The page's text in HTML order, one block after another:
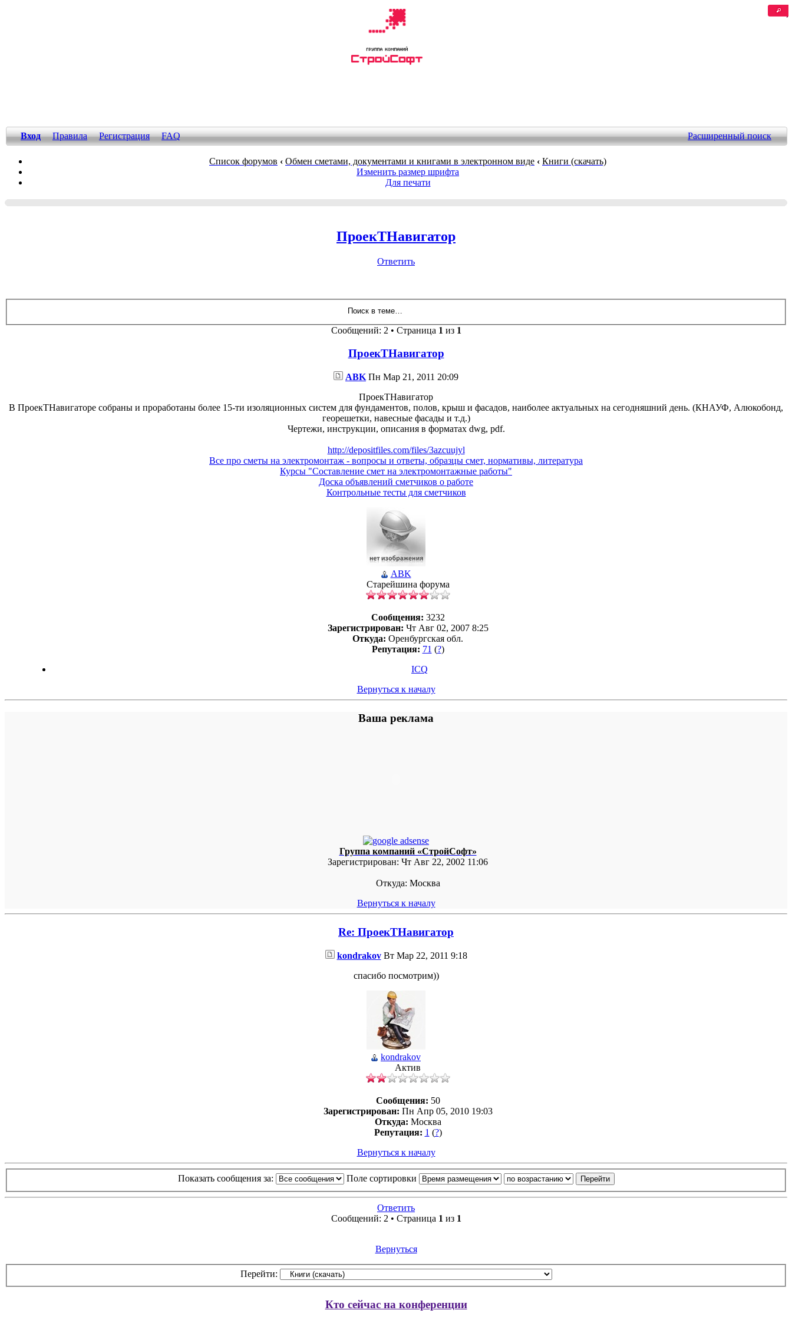
Вход Правила Регистрация FAQ Расширенный поиск
Список форумов ‹ Обмен сметами, документами и книгами в электронном виде ‹ Книги (скачать)
Изменить размер шрифта
Для печати
ПроекТНавигатор
Ответить
Сообщений: 2 • Страница 1из 1
ПроекТНавигатор
ABK Пн Мар 21, 2011 20:09
ПроекТНавигатор
В ПроекТНавигаторе собраны и проработаны более 15-ти изоляционных систем для фундаментов, полов, крыш и фасадов, наиболее актуальных на сегодняшний день. (КНАУФ, Алюкобонд,
георешетки, навесные фасады и т.д.)
Чертежи, инструкции, описания в форматах dwg, pdf.
http://depositfiles.com/files/3azcuujyl
Все про сметы на электромонтаж - вопросы и ответы, образцы смет, нормативы, литература
Курсы "Составление смет на электромонтажные работы"
Доска объявлений сметчиков о работе
Контрольные тесты для сметчиков
ABK
Старейшина форума
Сообщения: 3232
Зарегистрирован: Чт Авг 02, 2007 8:25
Откуда: Оренбургская обл.
Репутация: 71 (?)
ICQ
Вернуться к началу
Ваша реклама
Группа компаний «СтройСофт»
Зарегистрирован: Чт Авг 22, 2002 11:06
Откуда: Москва
Вернуться к началу
Re: ПроекТНавигатор
kondrakovВт Мар 22, 2011 9:18
спасибо посмотрим))
kondrakov
Актив
Сообщения: 50
Зарегистрирован: Пн Апр 05, 2010 19:03
Откуда: Москва
Репутация: 1 (?)
Вернуться к началу
Показать сообщения за: Поле сортировки
Ответить
Сообщений: 2 • Страница 1 из 1
Вернуться
Перейти:
Кто сейчас на конференции